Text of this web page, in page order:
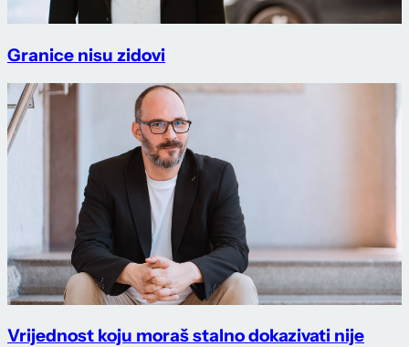
Granice nisu zidovi
Vrijednost koju moraš stalno dokazivati nije